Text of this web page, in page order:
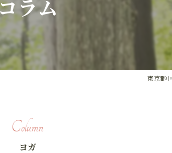
セリング
ラム
東京都
Column
ヨガ